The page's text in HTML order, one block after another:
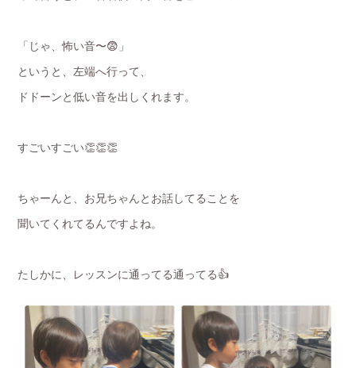
「じゃ、怖い音〜😨」
というと、左端へ行って、
ドドーンと低い音を出しくれます。
すごいすごい👏👏👏
ちゃーんと、お兄ちゃんとお話してることを
聞いてくれてるんですよね。
たしかに、レッスンに通ってる通ってる👍